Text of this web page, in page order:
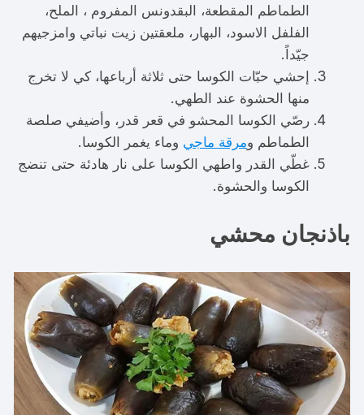
الطماطم المقطعة، البقدونس المفروم ، الملح،
الفلفل الاسود، البهار، ملعقتين زيت نباتي وامزجيهم
جيّداً.
إحشي حبّات الكوسا حتى ثلاثة أرباعها، كي لا تخرج
منها الحشوة عند الطهي.
رصّي الكوسا المحشو في قعر قدر، وأضيفي صلصة
الطماطم ومرقة ماجي وماء يغمر الكوسا.
غطّي القدر واطهي الكوسا على نار هادئة حتى تنضج
الكوسا والحشوة.
باذنجان محشي